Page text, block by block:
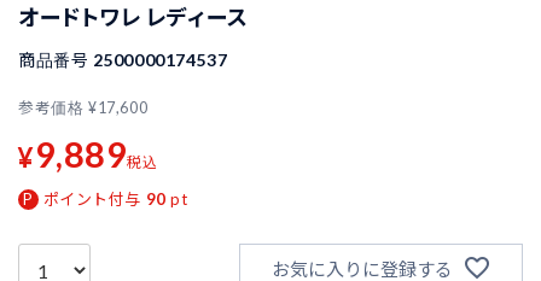
オードトワレ レディース
商品番号 2500000174537
参考価格 ¥17,600
¥9,889税込
ポイント付与 90 pt
お気に入りに登録する